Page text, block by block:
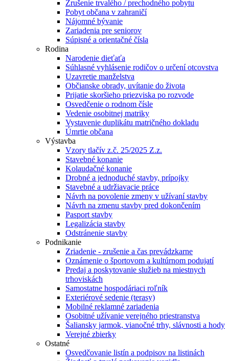
Zrušenie trvalého / prechodného pobytu
Pobyt občana v zahraničí
Nájomné bývanie
Zariadenia pre seniorov
Súpisné a orientačné čísla
Rodina
Narodenie dieťaťa
Súhlasné vyhlásenie rodičov o určení otcovstva
Uzavretie manželstva
Občianske obrady, uvítanie do života
Prijatie skoršieho priezviska po rozvode
Osvedčenie o rodnom čísle
Vedenie osobitnej matriky
Vystavenie duplikátu matričného dokladu
Úmrtie občana
Výstavba
Vzory tlačív z.č. 25/2025 Z.z.
Stavebné konanie
Kolaudačné konanie
Drobné a jednoduché stavby, prípojky
Stavebné a udržiavacie práce
Návrh na povolenie zmeny v užívaní stavby
Návrh na zmenu stavby pred dokončením
Pasport stavby
Legalizácia stavby
Odstránenie stavby
Podnikanie
Zriadenie - zrušenie a čas prevádzkarne
Oznámenie o športovom a kultúrnom podujatí
Predaj a poskytovanie služieb na miestnych
trhoviskách
Samostatne hospodáriaci roľník
Exteriérové sedenie (terasy)
Mobilné reklamné zariadenia
Osobitné užívanie verejného priestranstva
Šaliansky jarmok, vianočné trhy, slávnosti a hody
Verejné zbierky
Ostatné
Osvedčovanie listín a podpisov na listinách